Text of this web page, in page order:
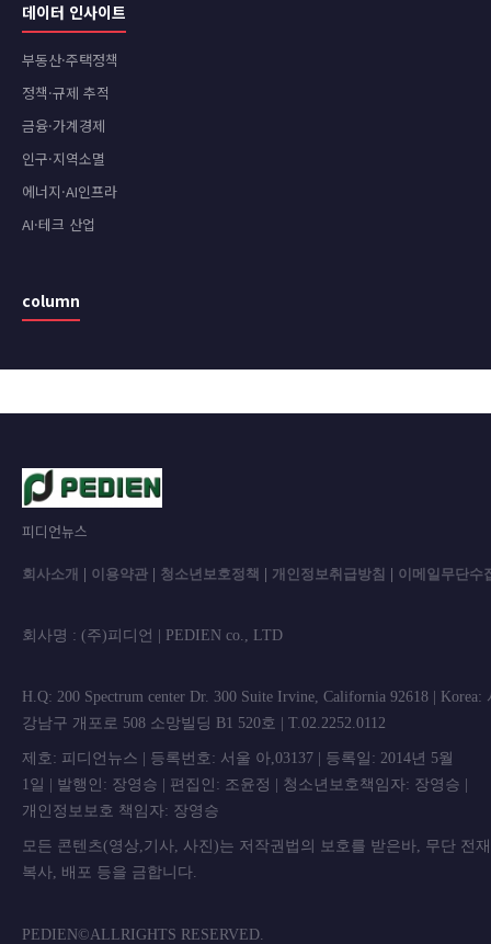
데이터 인사이트
부동산·주택정책
정책·규제 추적
금융·가계경제
인구·지역소멸
에너지·AI인프라
AI·테크 산업
column
피디언뉴스
회사소개 이용약관 청소년보호정책 개인정보취급방침 이메일무단수
회사명 : (주)피디언 | PEDIEN co.,
H.Q: 200 Spectrum center Dr. 300 Suite Irvine, California 92618 | Korea:
강남구 개포로 508 소망빌딩 B1 520호 | T.02.2252.0112
제호: 피디언뉴스 | 등록번호: 서울 아,03137 | 등록일: 2014년 5월
1일 | 발행인: 장영승 | 편집인: 조윤정 | 청소년보호책임자: 장영승 |
개인정보보호 책임자: 장영승
모든 콘텐츠(영상,기사, 사진)는 저작권법의 보호를 받은바, 무단 전
복사, 배포 등을 금합니
PEDIEN©ALLRIGHTS RESERVED.